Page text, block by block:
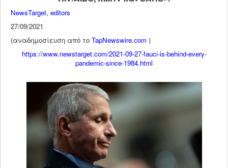
ΚΟΙΝΩΝΙΚΑ ΘΕΜΑΤΑ
ΣΥΓΧΡΟΝΗ ΣΚΕΨΗ
ΑΡΘΡΑ ΤΡΙΤΩΝ
ΠΟΛΙΤΙΚΗ - ΟΜΙΛΙΕΣ
ΒΙΒΛΙΑ
ΟΙΚΟΝΟΜΙΑ
ΠΌΛΕΜΟΣ ΟΥΚΡΑΝΊΑ
NewsTarget, editors
27/09/2021
(αναδημοσίευση από το TapNewswire.com )
https://www.newstarget.com/2021-09-27-fauci-is-behind-every-
pandemic-since-1984.html